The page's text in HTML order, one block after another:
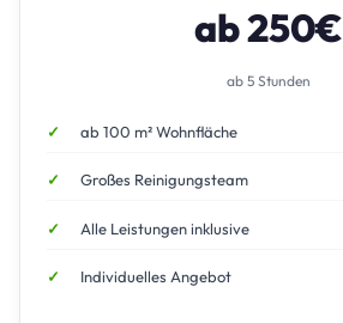
ab 250€
ab 5 Stunden
ab 100 m² Wohnfläche
Großes Reinigungsteam
Alle Leistungen inklusive
Individuelles Angebot